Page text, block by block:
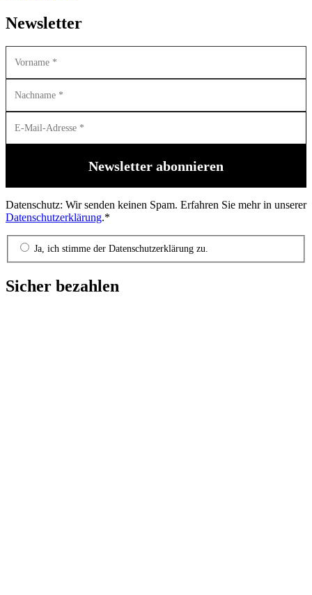
Newsletter
Datenschutz: Wir senden keinen Spam. Erfahren Sie mehr in unserer
Datenschutzerklärung.*
Ja, ich stimme der Datenschutzerklärung zu.
Sicher bezahlen